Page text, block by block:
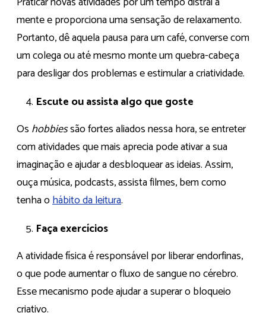
mente e proporciona uma sensação de relaxamento.
Portanto, dê aquela pausa para um café, converse com
um colega ou até mesmo monte um quebra-cabeça
para desligar dos problemas e estimular a criatividade.
Escute ou assista algo que goste
Os hobbiessão fortes aliados nessa hora, se entreter
com atividades que mais aprecia pode ativar a sua
imaginação e ajudar a desbloquear as ideias. Assim,
ouça música, podcasts, assista filmes, bem como
tenha ohábito da leitura.
Faça exercícios
A atividade física é responsável por liberar endorfinas,
o que pode aumentar o fluxo de sangue no cérebro.
Esse mecanismo pode ajudar a superar o bloqueio
criativo.